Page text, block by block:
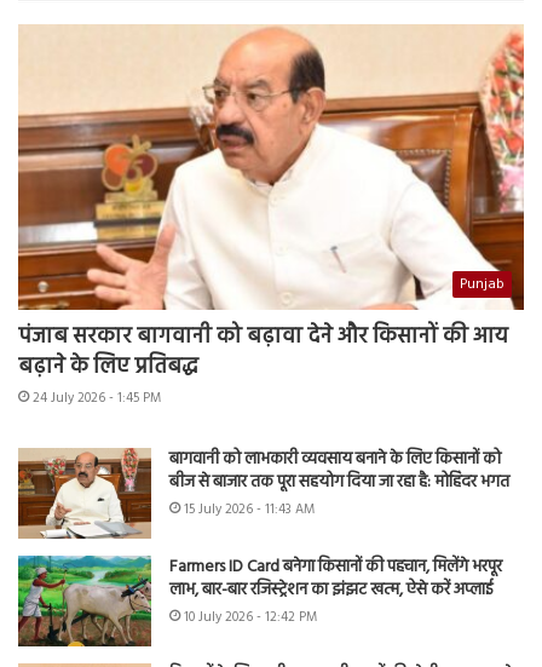
Punjab
पंजाब सरकार बागवानी को बढ़ावा देने और किसानों की आय
बढ़ाने के लिए प्रतिबद्ध
24 July 2026 - 1:45 PM
बागवानी को लाभकारी व्यवसाय बनाने के लिए किसानों को
बीज से बाजार तक पूरा सहयोग दिया जा रहा है: मोहिंदर भगत
15 July 2026 - 11:43 AM
Farmers ID Card बनेगा किसानों की पहचान, मिलेंगे भरपूर
लाभ, बार-बार रजिस्ट्रेशन का झंझट खत्म, ऐसे करें अप्लाई
10 July 2026 - 12:42 PM